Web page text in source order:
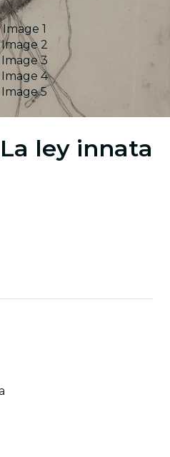
Image 1
Image 2
Image 3
Image 4
Image 5
ley innata